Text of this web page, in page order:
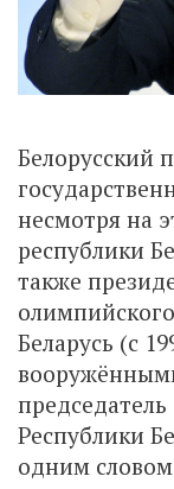
Белорусский
несмотря на
республики
также
Беларусь (с
Республики
одним